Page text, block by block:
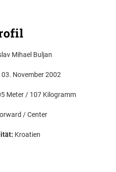
Mihael Buljan
03. November 2002
Meter / 107 Kilogramm
/ Center
Kroatien